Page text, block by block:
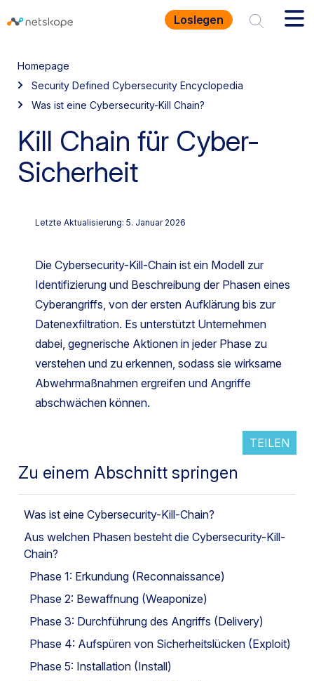
Loslegen
Homepage
Security Defined Cybersecurity Encyclopedia
Was ist eine Cybersecurity-Kill Chain?
Kill Chain für Cyber-
Sicherheit
Letzte Aktualisierung: 5. Januar 2026
Die Cybersecurity-Kill-Chain ist ein Modell zur
Identifizierung und Beschreibung der Phasen eines
Cyberangriffs, von der ersten Aufklärung bis zur
Datenexfiltration. Es unterstützt Unternehmen
dabei, gegnerische Aktionen in jeder Phase zu
verstehen und zu erkennen, sodass sie wirksame
Abwehrmaßnahmen ergreifen und Angriffe
abschwächen können.
TEILEN
Zu einem Abschnitt springen
Was ist eine Cybersecurity-Kill-Chain?
Aus welchen Phasen besteht die Cybersecurity-Kill-
Chain?
Phase 1: Erkundung (Reconnaissance)
Phase 2: Bewaffnung (Weaponize)
Phase 3: Durchführung des Angriffs (Delivery)
Phase 4: Aufspüren von Sicherheitslücken (Exploit)
Phase 5: Installation (Install)